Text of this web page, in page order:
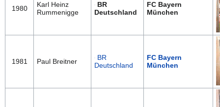
1980
Karl Heinz
Rummenigge
BR
Deutschland
FC Bayern
München
1981 Paul Breitner
BR
Deutschland
FC Bayern
München